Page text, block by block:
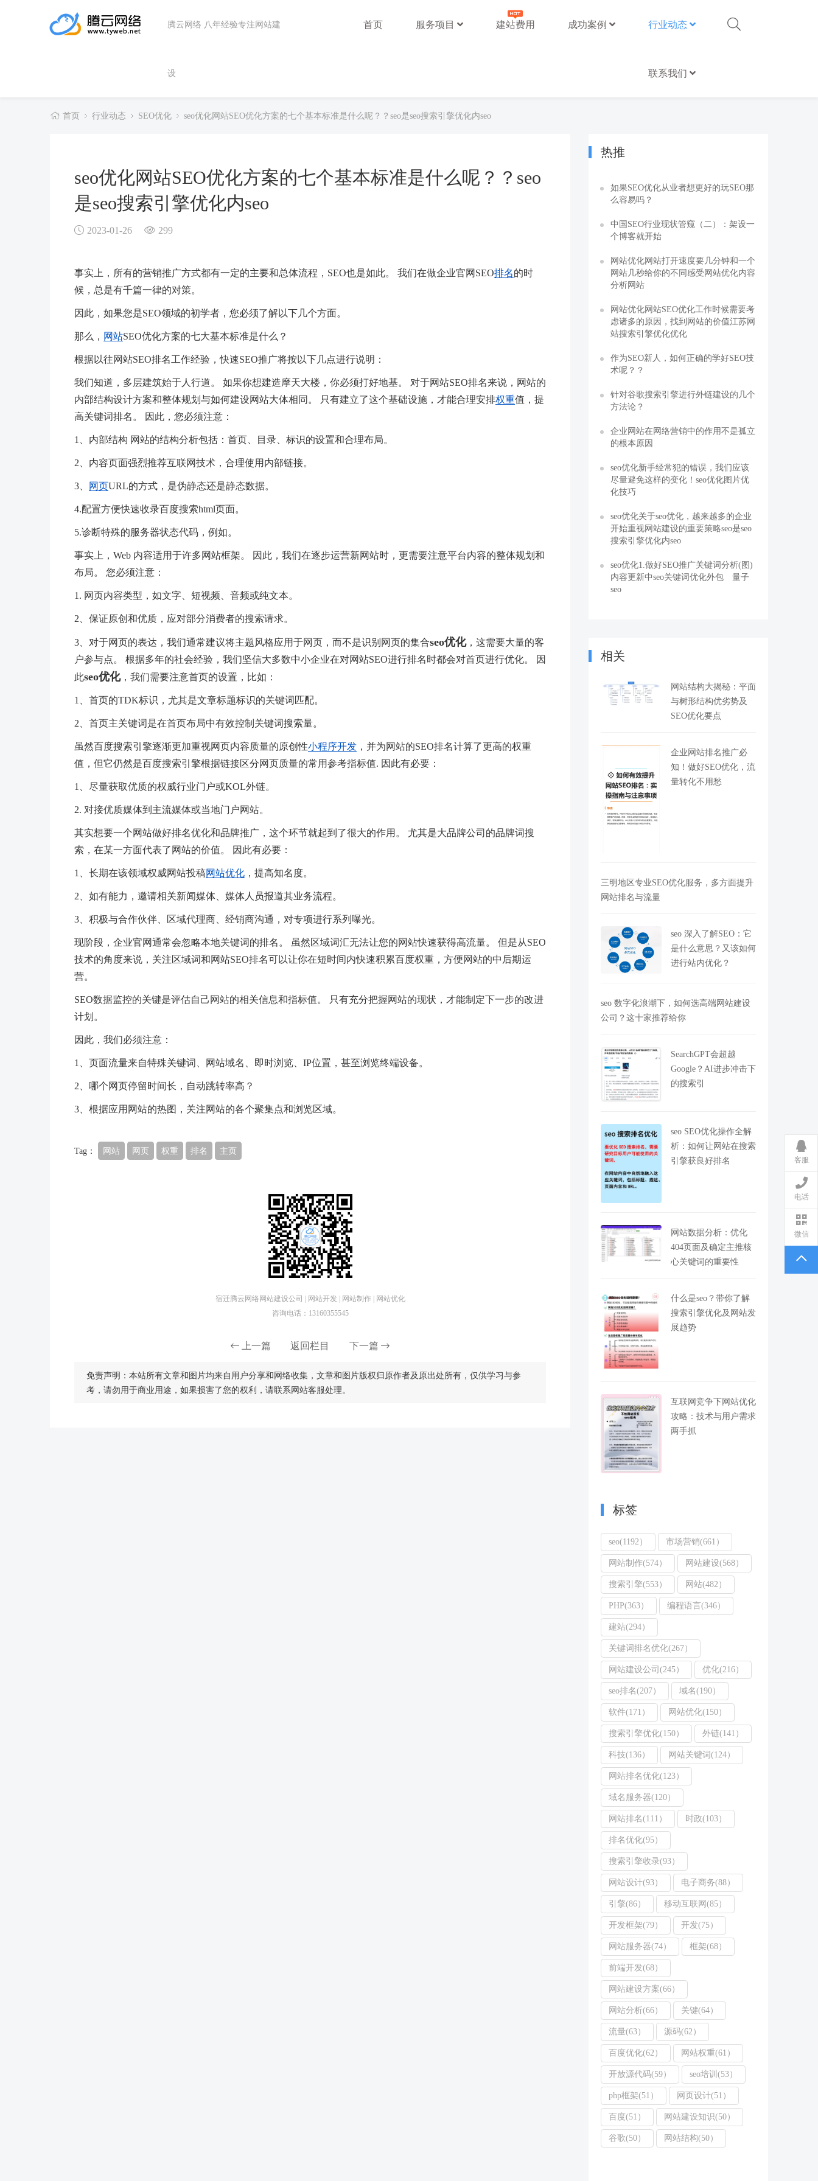
腾云网络 八年经验专注网站建
设
首页 服务项目 建站费用 成功案例 行业动态
联系我们
首页 行业动态 SEO优化 seo优化网站SEO优化方案的七个基本标准是什么呢？？seo是seo搜索引擎优化内seo
seo优化网站SEO优化方案的七个基本标准是什么呢？？seo
是seo搜索引擎优化内seo
2023-01-26 299
事实上，所有的营销推广方式都有一定的主要和总体流程，SEO也是如此。 我们在做企业官网SEO排名的时
候，总是有千篇一律的对策。
因此，如果您是SEO领域的初学者，您必须了解以下几个方面。
那么， 网站SEO优化方案的七大基本标准是什么？
根据以往网站SEO排名工作经验，快速SEO推广将按以下几点进行说明：
我们知道，多层建筑始于人行道。 如果你想建造摩天大楼，你必须打好地基。 对于网站SEO排名来说，网站的
内部结构设计方案和整体规划与如何建设网站大体相同。 只有建立了这个基础设施，才能合理安排权重值，提
高关键词排名。 因此，您必须注意：
1、内部结构 网站的结构分析包括：首页、目录、标识的设置和合理布局。
2、内容页面强烈推荐互联网技术，合理使用内部链接。
3、 网页URL的方式，是伪静态还是静态数据。
4.配置方便快速收录百度搜索html页面。
5.诊断特殊的服务器状态代码，例如。
事实上，Web 内容适用于许多网站框架。 因此，我们在逐步运营新网站时，更需要注意平台内容的整体规划和
布局。 您必须注意：
1. 网页内容类型，如文字、短视频、音频或纯文本。
2、保证原创和优质，应对部分消费者的搜索请求。
3、对于网页的表达，我们通常建议将主题风格应用于网页，而不是识别网页的集合seo优化，这需要大量的客
户参与点。 根据多年的社会经验，我们坚信大多数中小企业在对网站SEO进行排名时都会对首页进行优化。 因
此seo优化，我们需要注意首页的设置，比如：
1、首页的TDK标识，尤其是文章标题标识的关键词匹配。
2、首页主关键词是在首页布局中有效控制关键词搜索量。
虽然百度搜索引擎逐渐更加重视网页内容质量的原创性小程序开发 ，并为网站的SEO排名计算了更高的权重
值，但它仍然是百度搜索引擎根据链接区分网页质量的常用参考指标值. 因此有必要：
1、尽量获取优质的权威行业门户或KOL外链。
2. 对接优质媒体到主流媒体或当地门户网站。
其实想要一个网站做好排名优化和品牌推广，这个环节就起到了很大的作用。 尤其是大品牌公司的品牌词搜
索，在某一方面代表了网站的价值。 因此有必要：
1、长期在该领域权威网站投稿网站优化 ，提高知名度。
2、如有能力，邀请相关新闻媒体、媒体人员报道其业务流程。
3、积极与合作伙伴、区域代理商、经销商沟通，对专项进行系列曝光。
现阶段，企业官网通常会忽略本地关键词的排名。 虽然区域词汇无法让您的网站快速获得高流量。 但是从SEO
技术的角度来说，关注区域词和网站SEO排名可以让你在短时间内快速积累百度权重，方便网站的中后期运
营。
SEO数据监控的关键是评估自己网站的相关信息和指标值。 只有充分把握网站的现状，才能制定下一步的改进
计划。
因此，我们必须注意：
1、页面流量来自特殊关键词、网站域名、即时浏览、IP位置，甚至浏览终端设备。
2、哪个网页停留时间长，自动跳转率高？
3、根据应用网站的热图，关注网站的各个聚集点和浏览区域。
Tag： 网站 网页 权重 排名 主页
宿迁腾云网络网站建设公司 | 网站开发 | 网站制作 | 网站优化
咨询电话：13160355545
上一篇 返回栏目 下一篇
免责声明：本站所有文章和图片均来自用户分享和网络收集，文章和图片版权归原作者及原出处所有，仅供学习与参
考，请勿用于商业用途，如果损害了您的权利，请联系网站客服处理。
热推
如果SEO优化从业者想更好的玩SEO那
么容易吗？
中国SEO行业现状管窥（二）：架设一
个博客就开始
网站优化网站打开速度要几分钟和一个
网站几秒给你的不同感受网站优化内容
分析网站
网站优化网站SEO优化工作时候需要考
虑诸多的原因，找到网站的价值江苏网
站搜索引擎优化优化
作为SEO新人，如何正确的学好SEO技
术呢？？
针对谷歌搜索引擎进行外链建设的几个
方法论？
企业网站在网络营销中的作用不是孤立
的根本原因
seo优化新手经常犯的错误，我们应该
尽量避免这样的变化！seo优化图片优
化技巧
seo优化关于seo优化，越来越多的企业
开始重视网站建设的重要策略seo是seo
搜索引擎优化内seo
seo优化1.做好SEO推广关键词分析(图)
内容更新中seo关键词优化外包 量子
seo
相关
网站结构大揭秘：平面
与树形结构优劣势及
SEO优化要点
企业网站排名推广必
知！做好SEO优化，流
量转化不用愁
三明地区专业SEO优化服务，多方面提升
网站排名与流量
seo 深入了解SEO：它
是什么意思？又该如何
进行站内优化？
seo 数字化浪潮下，如何选高端网站建设
公司？这十家推荐给你
SearchGPT会超越
Google？AI进步冲击下
的搜索引
seo SEO优化操作全解
析：如何让网站在搜索
引擎获良好排名
网站数据分析：优化
404页面及确定主推核
心关键词的重要性
什么是seo？带你了解
搜索引擎优化及网站发
展趋势
互联网竞争下网站优化
攻略：技术与用户需求
两手抓
标签
seo(1192） 市场营销(661）
网站制作(574） 网站建设(568）
搜索引擎(553） 网站(482）
PHP(363） 编程语言(346）
建站(294）
关键词排名优化(267）
网站建设公司(245） 优化(216）
seo排名(207） 域名(190）
软件(171） 网站优化(150）
搜索引擎优化(150） 外链(141）
科技(136） 网站关键词(124）
网站排名优化(123）
域名服务器(120）
网站排名(111） 时政(103）
排名优化(95）
搜索引擎收录(93）
网站设计(93） 电子商务(88）
引擎(86） 移动互联网(85）
开发框架(79） 开发(75）
网站服务器(74） 框架(68）
前端开发(68）
网站建设方案(66）
网站分析(66） 关键(64）
流量(63） 源码(62）
百度优化(62） 网站权重(61）
开放源代码(59） seo培训(53）
php框架(51） 网页设计(51）
百度(51） 网站建设知识(50）
谷歌(50） 网站结构(50）
客服
电话
微信